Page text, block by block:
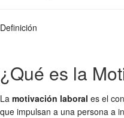
Definición
¿Qué es la
La motivación laboral es el
que impulsan a una persona a